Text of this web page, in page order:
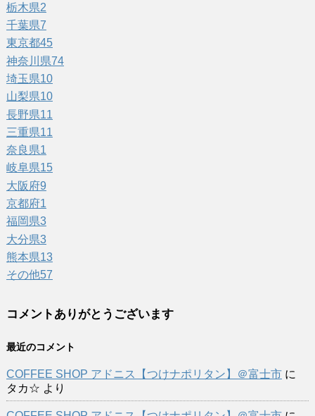
栃木県2
千葉県7
東京都45
神奈川県74
埼玉県10
山梨県10
長野県11
三重県11
奈良県1
岐阜県15
大阪府9
京都府1
福岡県3
大分県3
熊本県13
その他57
コメントありがとうございます
最近のコメント
COFFEE SHOP アドニス【つけナポリタン】＠富士市に
タカ☆ より